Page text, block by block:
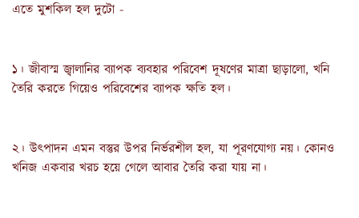
এতে মুশকিল হল দুটো -
১। জীবাস্ম জ্বালানির ব্যাপক ব্যবহার পরিবেশ দূষণের মাত্রা ছাড়ালো, খনি
তৈরি করতে গিয়েও পরিবেশের ব্যাপক ক্ষতি হল।
২। উৎপাদন এমন বস্তুর উপর নির্ভরশীল হল, যা পূরণযোগ্য নয়। কোনও
খনিজ একবার খরচ হয়ে গেলে আবার তৈরি করা যায় না।